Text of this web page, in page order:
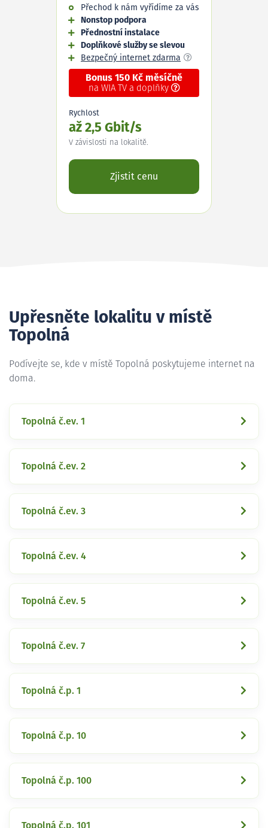
Přechod k nám vyřídíme za vás
Nonstop podpora
Přednostní instalace
Doplňkové služby se slevou
Bezpečný internet zdarma
Bonus 150 Kč měsíčně
na WIA TV a doplňky
Rychlost
až 2,5 Gbit/s
V závislosti na lokalitě.
Zjistit cenu
Upřesněte lokalitu v místě
Topolná
Podívejte se, kde v místě Topolná poskytujeme internet na
doma.
Topolná č.ev. 1
Topolná č.ev. 2
Topolná č.ev. 3
Topolná č.ev. 4
Topolná č.ev. 5
Topolná č.ev. 7
Topolná č.p. 1
Topolná č.p. 10
Topolná č.p. 100
Topolná č.p. 101